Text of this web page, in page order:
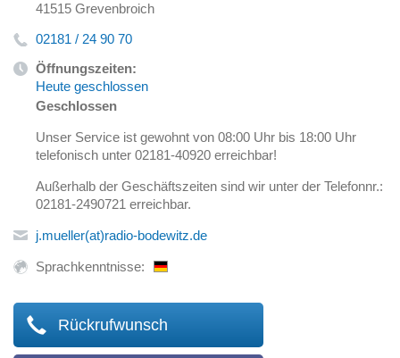
41515 Grevenbroich
02181 / 24 90 70
Öffnungszeiten:
Heute geschlossen
Geschlossen
Unser Service ist gewohnt von 08:00 Uhr bis 18:00 Uhr
telefonisch unter 02181-40920 erreichbar!
Außerhalb der Geschäftszeiten sind wir unter der Telefonnr.:
02181-2490721 erreichbar.
j.mueller(at)radio-bodewitz.de
Sprachkenntnisse:
Rückrufwunsch